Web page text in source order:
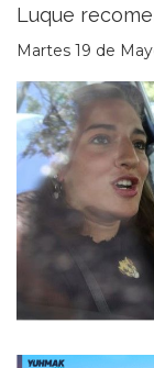
Luque
Martes 19 de